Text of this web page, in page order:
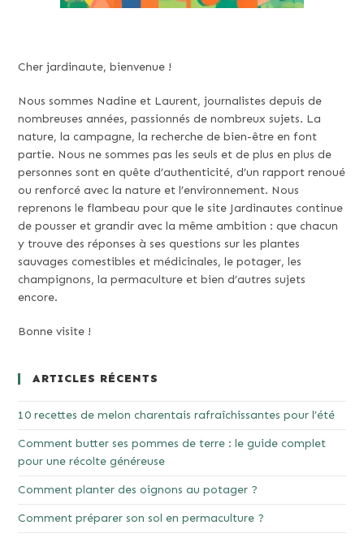
Cher jardinaute, bienvenue !
Nous sommes Nadine et Laurent, journalistes depuis de
nombreuses années, passionnés de nombreux sujets. La
nature, la campagne, la recherche de bien-être en font
partie. Nous ne sommes pas les seuls et de plus en plus de
personnes sont en quête d’authenticité, d’un rapport renoué
ou renforcé avec la nature et l’environnement. Nous
reprenons le flambeau pour que le site Jardinautes continue
de pousser et grandir avec la même ambition : que chacun
y trouve des réponses à ses questions sur les plantes
sauvages comestibles et médicinales, le potager, les
champignons, la permaculture et bien d’autres sujets
encore.
Bonne visite !
ARTICLES RÉCENTS
10 recettes de melon charentais rafraîchissantes pour l’été
Comment butter ses pommes de terre : le guide complet
pour une récolte généreuse
Comment planter des oignons au potager ?
Comment préparer son sol en permaculture ?